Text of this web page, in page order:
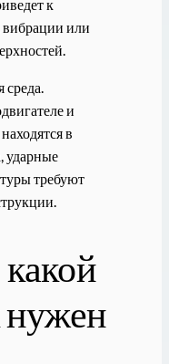
к
вибрации или
среда.
и
в
ударные
требуют